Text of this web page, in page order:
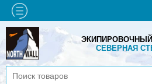
СЕВЕРНАЯ